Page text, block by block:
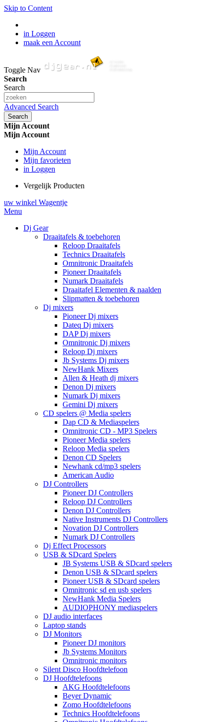
Skip to Content
in Loggen
maak een Account
Toggle Nav
Search
Search
Advanced Search
Search
Mijn Account
Mijn Account
Mijn Account
Mijn favorieten
in Loggen
Vergelijk Producten
uw winkel Wagentje
Menu
Dj Gear
Draaitafels & toebehoren
Reloop Draaitafels
Technics Draaitafels
Omnitronic Draaitafels
Pioneer Draaitafels
Numark Draaitafels
Draaitafel Elementen & naalden
Slipmatten & toebehoren
Dj mixers
Pioneer Dj mixers
Dateq Dj mixers
DAP Dj mixers
Omnitronic Dj mixers
Reloop Dj mixers
Jb Systems Dj mixers
NewHank Mixers
Allen & Heath dj mixers
Denon Dj mixers
Numark Dj mixers
Gemini Dj mixers
CD spelers @ Media spelers
Dap CD & Mediaspelers
Omnitronic CD - MP3 Spelers
Pioneer Media spelers
Reloop Media spelers
Denon CD Spelers
Newhank cd/mp3 spelers
American Audio
DJ Controllers
Pioneer DJ Controllers
Reloop DJ Controllers
Denon DJ Controllers
Native Instruments DJ Controllers
Novation DJ Controllers
Numark DJ Controllers
Dj Effect Processors
USB & SDcard Spelers
JB Systems USB & SDcard spelers
Denon USB & SDcard spelers
Pioneer USB & SDcard spelers
Omnitronic sd en usb spelers
NewHank Media Spelers
AUDIOPHONY mediaspelers
DJ audio interfaces
Laptop stands
DJ Monitors
Pioneer DJ monitors
Jb Systems Monitors
Omnitronic monitors
Silent Disco Hoofdtelefoon
DJ Hoofdtelefoons
AKG Hoofdtelefoons
Beyer Dynamic
Zomo Hoofdtelefoons
Technics Hoofdtelefoons